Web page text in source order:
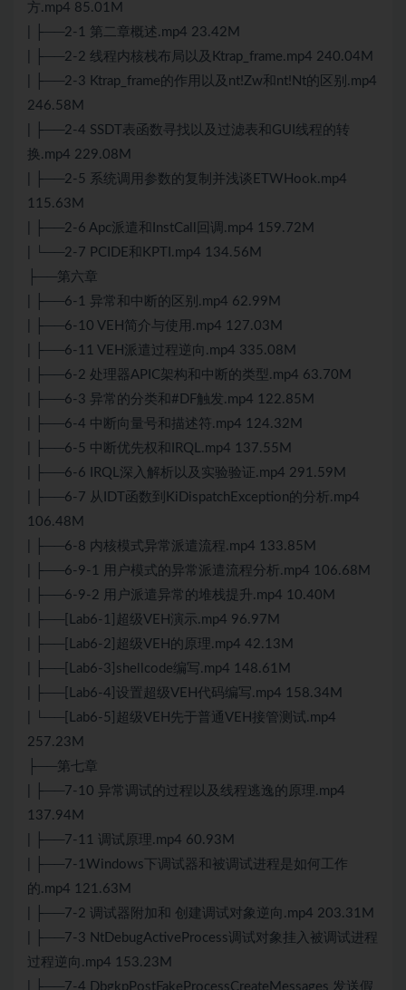
方.mp4 85.01M
| ├──2-1 第二章概述.mp4 23.42M
| ├──2-2 线程内核栈布局以及Ktrap_frame.mp4 240.04M
| ├──2-3 Ktrap_frame的作用以及nt!Zw和nt!Nt的区别.mp4
246.58M
| ├──2-4 SSDT表函数寻找以及过滤表和GUI线程的转
换.mp4 229.08M
| ├──2-5 系统调用参数的复制并浅谈ETWHook.mp4
115.63M
| ├──2-6 Apc派遣和InstCall回调.mp4 159.72M
| └──2-7 PCIDE和KPTI.mp4 134.56M
├──第六章
| ├──6-1 异常和中断的区别.mp4 62.99M
| ├──6-10 VEH简介与使用.mp4 127.03M
| ├──6-11 VEH派遣过程逆向.mp4 335.08M
| ├──6-2 处理器APIC架构和中断的类型.mp4 63.70M
| ├──6-3 异常的分类和#DF触发.mp4 122.85M
| ├──6-4 中断向量号和描述符.mp4 124.32M
| ├──6-5 中断优先权和IRQL.mp4 137.55M
| ├──6-6 IRQL深入解析以及实验验证.mp4 291.59M
| ├──6-7 从IDT函数到KiDispatchException的分析.mp4
106.48M
| ├──6-8 内核模式异常派遣流程.mp4 133.85M
| ├──6-9-1 用户模式的异常派遣流程分析.mp4 106.68M
| ├──6-9-2 用户派遣异常的堆栈提升.mp4 10.40M
| ├──[Lab6-1]超级VEH演示.mp4 96.97M
| ├──[Lab6-2]超级VEH的原理.mp4 42.13M
| ├──[Lab6-3]shellcode编写.mp4 148.61M
| ├──[Lab6-4]设置超级VEH代码编写.mp4 158.34M
| └──[Lab6-5]超级VEH先于普通VEH接管测试.mp4
257.23M
├──第七章
| ├──7-10 异常调试的过程以及线程逃逸的原理.mp4
137.94M
| ├──7-11 调试原理.mp4 60.93M
| ├──7-1Windows下调试器和被调试进程是如何工作
的.mp4 121.63M
| ├──7-2 调试器附加和 创建调试对象逆向.mp4 203.31M
| ├──7-3 NtDebugActiveProcess调试对象挂入被调试进程
过程逆向.mp4 153.23M
| ├──7-4 DbgkpPostFakeProcessCreateMessages 发送假